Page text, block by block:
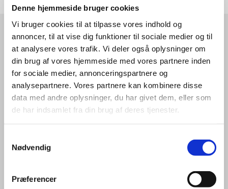
Denne hjemmeside bruger cookies
Vi bruger cookies til at tilpasse vores indhold og
annoncer, til at vise dig funktioner til sociale medier og til
at analysere vores trafik. Vi deler også oplysninger om
din brug af vores hjemmeside med vores partnere inden
for sociale medier, annonceringspartnere og
analysepartnere. Vores partnere kan kombinere disse
data med andre oplysninger, du har givet dem, eller som
de har indsamlet fra din brug af deres tjenester.
Nødvendig
Præferencer
Pure Nature spa & wellness
Elmosevej 41
8330 Beder
Husk altid at ringe for køb af produkter eller gavekort, så du er
sikker på at vi har god tid til at hjælpe dig, da vi kan være
optaget af behandlinger, og gerne vil undgå at afbryde
behandlingerne, af hensyn til dig, der er i gang med at få
Varer der er bestilt hjem specielt til dig, kan som udgangspunkt
ikke returneres.